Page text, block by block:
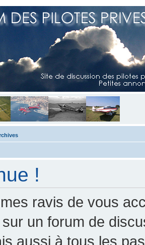
!
ravis de vous
un forum de
aussi à tous les